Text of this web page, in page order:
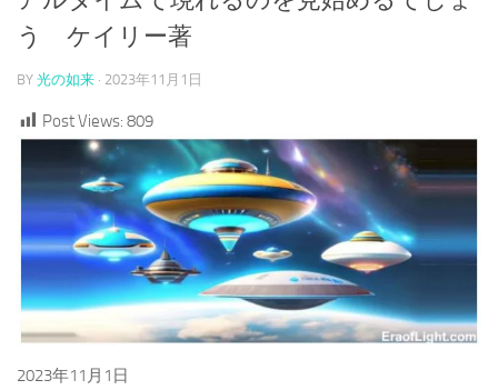
う ケイリー著
BY 光の如来 · 2023年11月1日
Post Views: 809
2023年11月1日